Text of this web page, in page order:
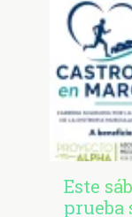
Este
prueba